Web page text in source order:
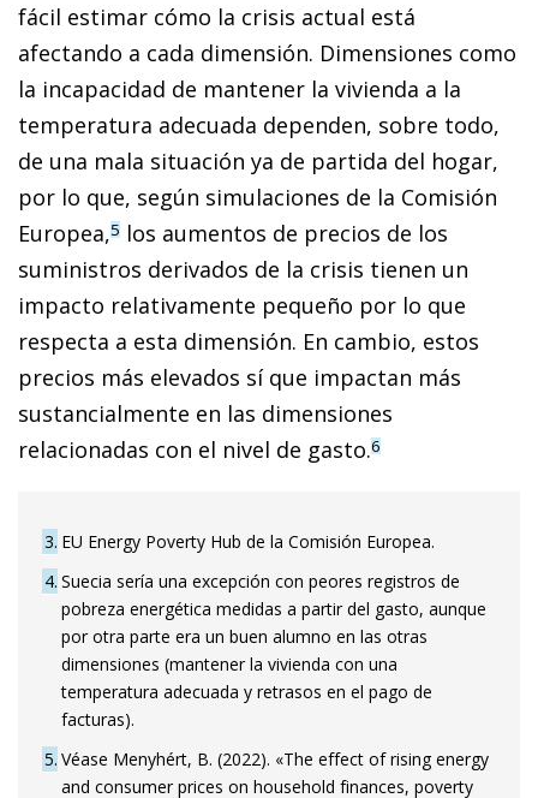
fácil estimar cómo la crisis actual está
afectando a cada dimensión. Dimensiones como
la incapacidad de mantener la vivienda a la
temperatura adecuada dependen, sobre todo,
de una mala situación ya de partida del hogar,
por lo que, según simulaciones de la Comisión
Europea,5 los aumentos de precios de los
suministros derivados de la crisis tienen un
impacto relativamente pequeño por lo que
respecta a esta dimensión. En cambio, estos
precios más elevados sí que impactan más
sustancialmente en las dimensiones
relacionadas con el nivel de gasto.6
3 EU Energy Poverty Hub de la Comisión Europea.
4 Suecia sería una excepción con peores registros de
pobreza energética medidas a partir del gasto, aunque
por otra parte era un buen alumno en las otras
dimensiones (mantener la vivienda con una
temperatura adecuada y retrasos en el pago de
facturas).
5 Véase Menyhért, B. (2022). «The effect of rising energy
and consumer prices on household finances, poverty